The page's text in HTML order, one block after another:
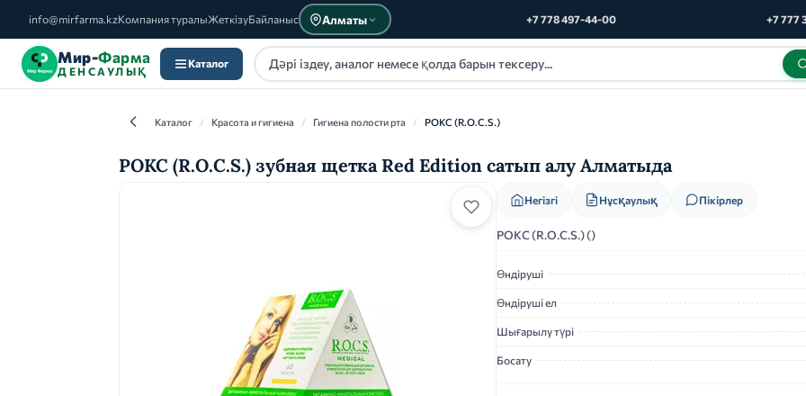
info@mirfarma.kzКомпания туралыЖеткізуБайланыс Алматы +7 778 497-44-00 +7 777
Мир-Фарма
ДЕНСАУЛЫҚ
Каталог
Каталог / Красота и гигиена / Гигиена полости рта / РОКС (R.O.C.S.)
РОКС (R.O.C.S.) зубная щетка Red Edition сатып алу Алматыда
Негізгі Нұсқаулық Пікірлер
РОКС (R.O.C.S.) ()
Өндіруші
Өндіруші ел
Шығарылу түрі
Босату